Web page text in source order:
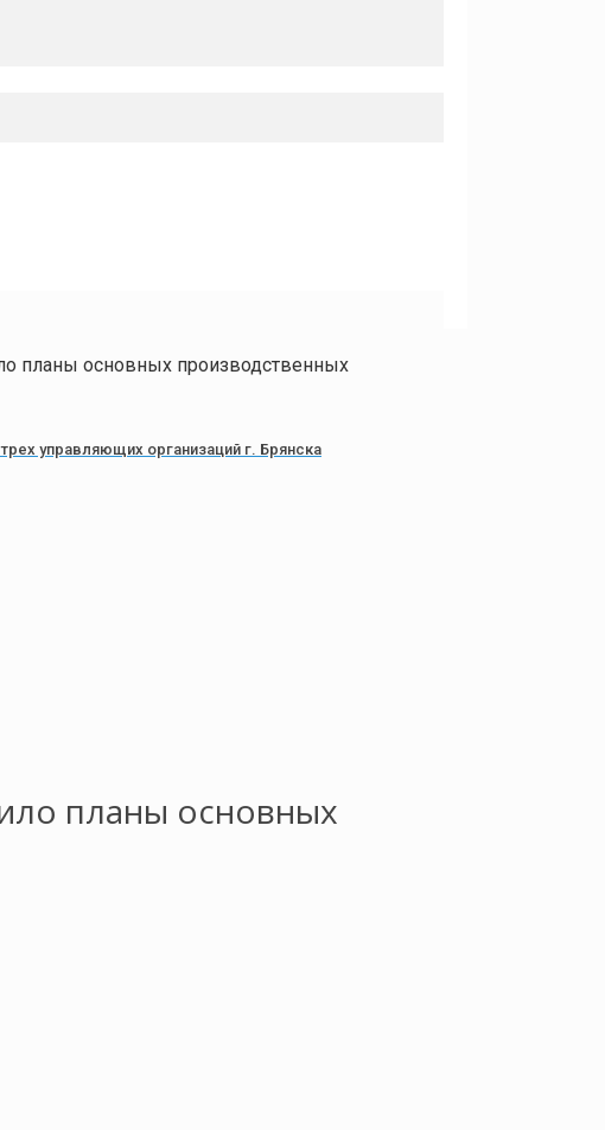
планы основных производственных
управляющих организаций г. Брянска
планы основных